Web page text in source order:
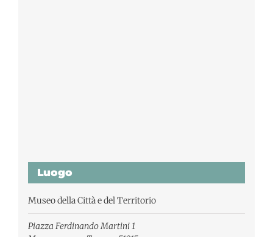
Luogo
Museo della Città e del Territorio
Piazza Ferdinando Martini 1